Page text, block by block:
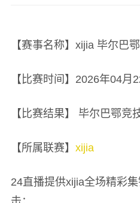
【赛事名称】xijia 毕尔巴
【比赛时间】2026年04月
【比赛结果】 毕尔巴鄂竞
【所属联赛】 xijia
24直播提供xijia全场精彩